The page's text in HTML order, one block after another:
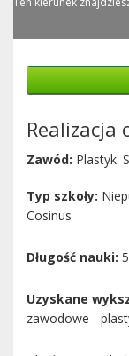
Realizacja
Zawód: Plastyk.
Typ szkoły:
Cosinus
Długość nauki:
Uzyskane
zawodowe -